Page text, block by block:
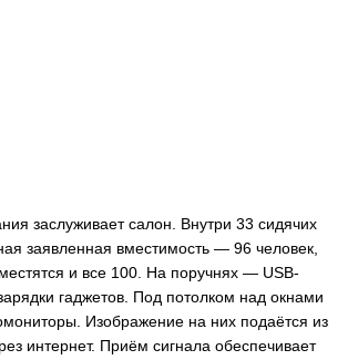
заслуживает салон. Внутри 33 сидячих
заявленная вместимость — 96 человек,
и все 100. На поручнях — USB-
гаджетов. Под потолком над окнами
Изображение на них подаётся из
интернет. Приём сигнала обеспечивает